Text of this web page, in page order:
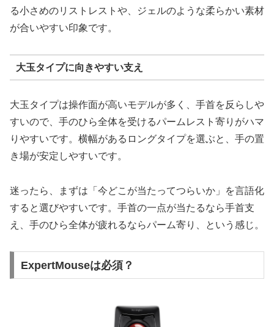
る小さめのリストレストや、ジェルのような柔らかい素材
が合いやすい印象です。
大玉タイプに向きやすい支え
大玉タイプは操作面が高いモデルが多く、手首を反らしや
すいので、手のひら全体を受けるパームレスト寄りがハマ
りやすいです。横幅があるロングタイプを選ぶと、手の置
き場が安定しやすいです。
迷ったら、まずは「今どこが当たってつらいか」を言語化
すると選びやすいです。手首の一点が当たるなら手首支
え、手のひら全体が疲れるならパーム寄り、という感じ。
ExpertMouseは必須？